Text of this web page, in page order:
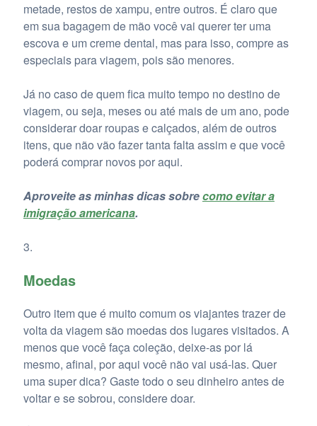
metade, restos de xampu, entre outros. É claro que
em sua bagagem de mão você vai querer ter uma
escova e um creme dental, mas para isso, compre as
especiais para viagem, pois são menores.
Já no caso de quem fica muito tempo no destino de
viagem, ou seja, meses ou até mais de um ano, pode
considerar doar roupas e calçados, além de outros
itens, que não vão fazer tanta falta assim e que você
poderá comprar novos por aqui.
Aproveite as minhas dicas sobrecomo evitar a
imigração americana.
Moedas
Outro item que é muito comum os viajantes trazer de
volta da viagem são moedas dos lugares visitados. A
menos que você faça coleção, deixe-as por lá
mesmo, afinal, por aqui você não vai usá-las. Quer
uma super dica? Gaste todo o seu dinheiro antes de
voltar e se sobrou, considere doar.